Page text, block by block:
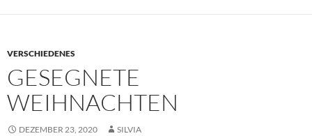
VERSCHIEDENES
GESEGNETE
WEIHNACHTEN
DEZEMBER 23, 2020 SILVIA